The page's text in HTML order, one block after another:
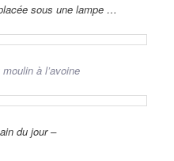
sous une lampe …
à l’avoine
du jour –